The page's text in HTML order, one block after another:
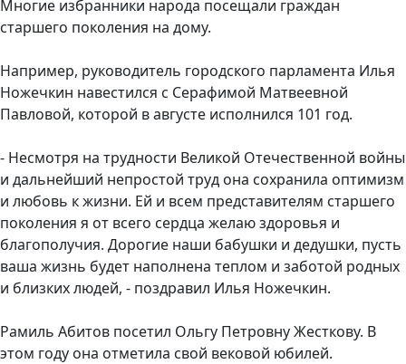
Многие избранники народа посещали граждан
старшего поколения на дому.
Например, руководитель городского парламента Илья
Ножечкин навестился с Серафимой Матвеевной
Павловой, которой в августе исполнился 101 год.
- Несмотря на трудности Великой Отечественной войны
и дальнейший непростой труд она сохранила оптимизм
и любовь к жизни. Ей и всем представителям старшего
поколения я от всего сердца желаю здоровья и
благополучия. Дорогие наши бабушки и дедушки, пусть
ваша жизнь будет наполнена теплом и заботой родных
и близких людей, - поздравил Илья Ножечкин.
Рамиль Абитов посетил Ольгу Петровну Жесткову. В
этом году она отметила свой вековой юбилей.